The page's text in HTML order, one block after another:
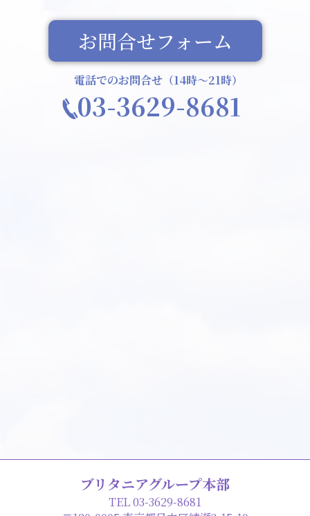
お問合せフォーム
電話でのお問合せ（14時〜21時）
03-3629-8681
ブリタニアグループ本部
TEL 03-3629-8681